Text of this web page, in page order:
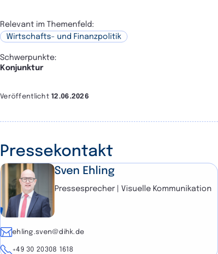
Relevant im Themenfeld:
Wirtschafts- und Finanzpolitik
Schwerpunkte:
Konjunktur
Veröffentlicht12.06.2026
Pressekontakt
Sven Ehling
Pressesprecher | Visuelle Kommunikation
E-Mailehling.sven@dihk.de
Telefon
+49 30 20308 1618